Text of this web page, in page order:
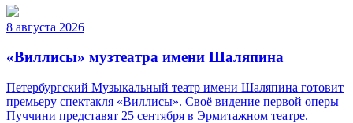
8 августа 2026
«Виллисы» музтеатра имени Шаляпина
Петербургский Музыкальный театр имени Шаляпина готовит
премьеру спектакля «Виллисы». Своё видение первой оперы
Пуччини представят 25 сентября в Эрмитажном театре.